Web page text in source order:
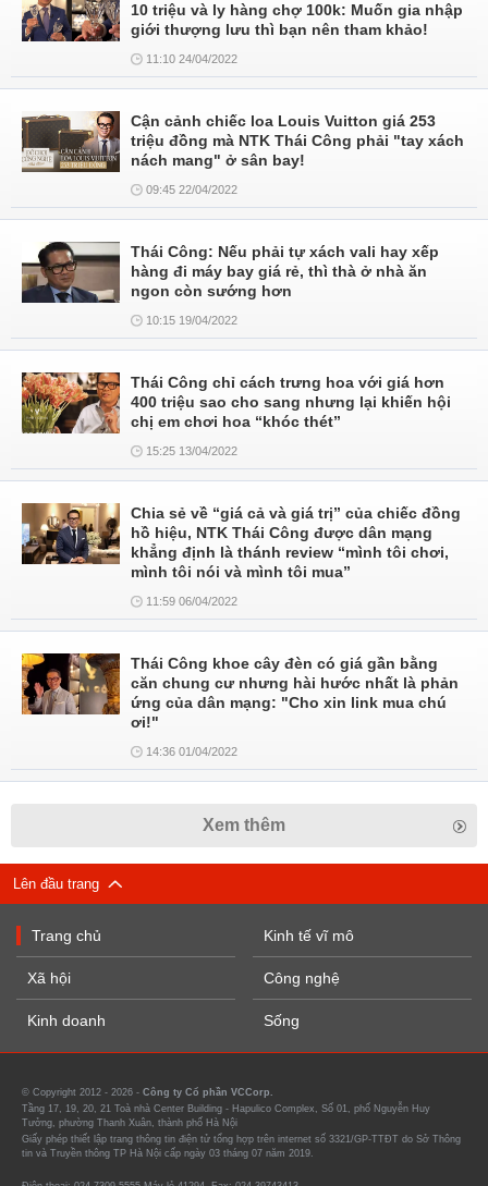
10 triệu và ly hàng chợ 100k: Muốn gia nhập
giới thượng lưu thì bạn nên tham khảo!
11:10 24/04/2022
Cận cảnh chiếc loa Louis Vuitton giá 253
triệu đồng mà NTK Thái Công phải "tay xách
nách mang" ở sân bay!
09:45 22/04/2022
Thái Công: Nếu phải tự xách vali hay xếp
hàng đi máy bay giá rẻ, thì thà ở nhà ăn
ngon còn sướng hơn
10:15 19/04/2022
Thái Công chỉ cách trưng hoa với giá hơn
400 triệu sao cho sang nhưng lại khiến hội
chị em chơi hoa “khóc thét”
15:25 13/04/2022
Chia sẻ về “giá cả và giá trị” của chiếc đồng
hồ hiệu, NTK Thái Công được dân mạng
khẳng định là thánh review “mình tôi chơi,
mình tôi nói và mình tôi mua”
11:59 06/04/2022
Thái Công khoe cây đèn có giá gần bằng
căn chung cư nhưng hài hước nhất là phản
ứng của dân mạng: "Cho xin link mua chú
ơi!"
14:36 01/04/2022
Xem thêm
Lên đầu trang
Trang chủ
Xã hội
Kinh doanh
Kinh tế vĩ mô
Công nghệ
Sống
© Copyright 2012 - 2026 - Công ty Cổ phần VCCorp.
Tầng 17, 19, 20, 21 Toà nhà Center Building - Hapulico Complex, Số 01, phố Nguyễn Huy
Tưởng, phường Thanh Xuân, thành phố Hà Nội
Giấy phép thiết lập trang thông tin điện tử tổng hợp trên internet số 3321/GP-TTĐT do Sở Thông
tin và Truyền thông TP Hà Nội cấp ngày 03 tháng 07 năm 2019.